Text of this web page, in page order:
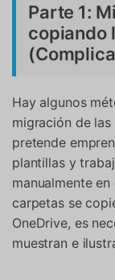
Parte 1:
copiando
Hay algunos
migración de
pretende
plantillas y
manualmente
carpetas se
OneDrive, es
muestran e